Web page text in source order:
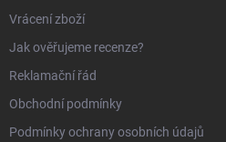
Vrácení zboží
Jak ověřujeme recenze?
Reklamační řád
Obchodní podmínky
Podmínky ochrany osobních údajů